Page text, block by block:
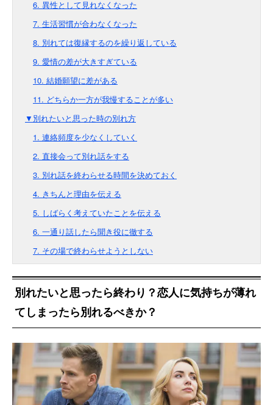
6. 異性として見れなくなった
7. 生活習慣が合わなくなった
8. 別れては復縁するのを繰り返している
9. 愛情の差が大きすぎている
10. 結婚願望に差がある
11. どちらか一方が我慢することが多い
▼別れたいと思った時の別れ方
1. 連絡頻度を少なくしていく
2. 直接会って別れ話をする
3. 別れ話を終わらせる時間を決めておく
4. きちんと理由を伝える
5. しばらく考えていたことを伝える
6. 一通り話したら聞き役に徹する
7. その場で終わらせようとしない
別れたいと思ったら終わり？恋人に気持ちが薄れ
てしまったら別れるべきか？